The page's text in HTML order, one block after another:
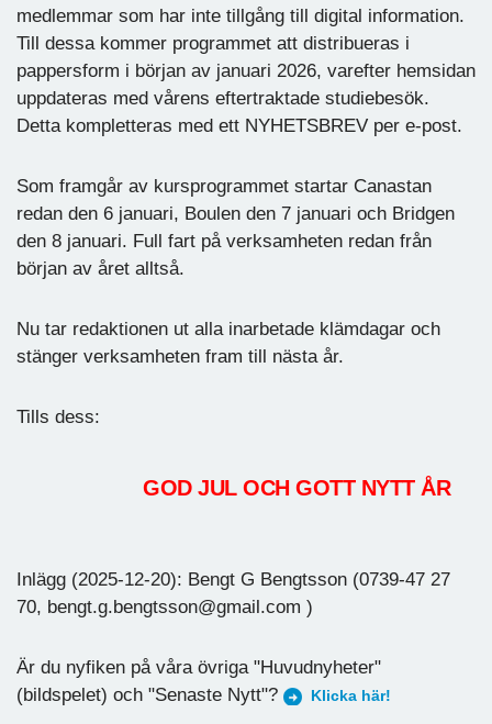
medlemmar som har inte tillgång till digital information.
Till dessa kommer programmet att distribueras i
pappersform i början av januari 2026, varefter hemsidan
uppdateras med vårens eftertraktade studiebesök.
Detta kompletteras med ett NYHETSBREV per e-post.
Som framgår av kursprogrammet startar Canastan
redan den 6 januari, Boulen den 7 januari och Bridgen
den 8 januari. Full fart på verksamheten redan från
början av året alltså.
Nu tar redaktionen ut alla inarbetade klämdagar och
stänger verksamheten fram till nästa år.
Tills dess:
GOD JUL OCH GOTT NYTT ÅR
Inlägg (2025-12-20): Bengt G Bengtsson (0739-47 27
70, bengt.g.bengtsson@gmail.com )
Är du nyfiken på våra övriga "Huvudnyheter"
(bildspelet) och "Senaste Nytt"?
Klicka här!